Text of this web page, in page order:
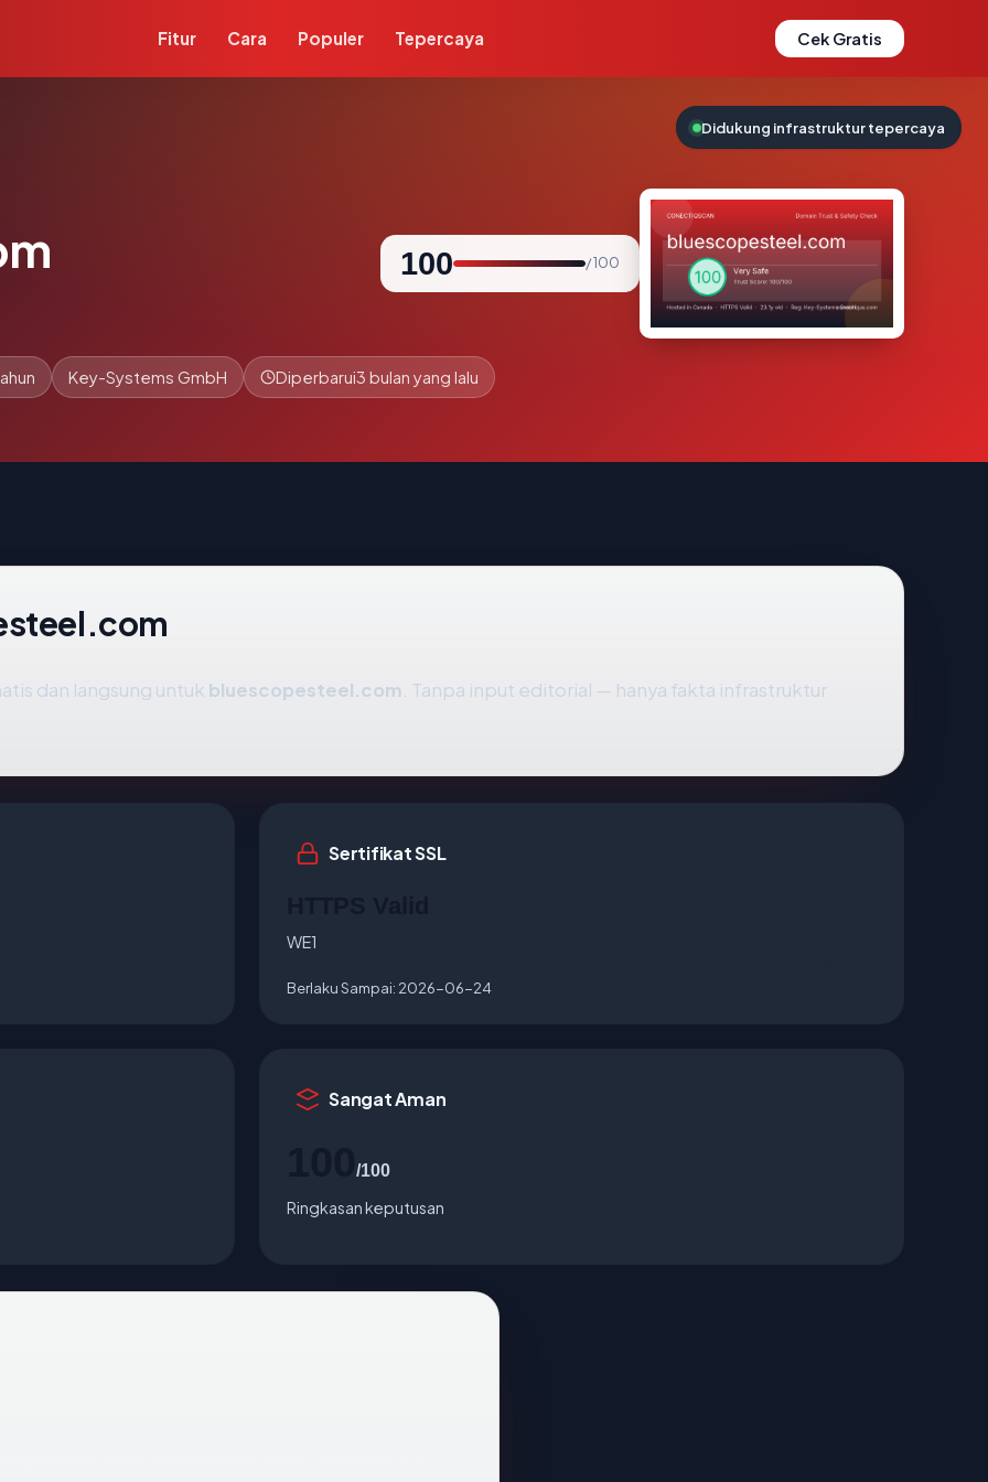
Fitur Cara Populer Tepercaya Cek Gratis
100 / 100
Key-Systems GmbH Diperbarui3 bulan yang lalu
dan langsung untuk bluescopesteel.com . Tanpa input editorial — hanya fakta infrastruktur
Sertifikat SSL
WE1
Berlaku Sampai: 2026-06-24
Sangat Aman
/100
Ringkasan keputusan
Didukung infrastruktur tepercaya